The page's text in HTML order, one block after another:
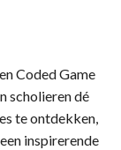
Coded Game
scholieren dé
te ontdekken,
inspirerende